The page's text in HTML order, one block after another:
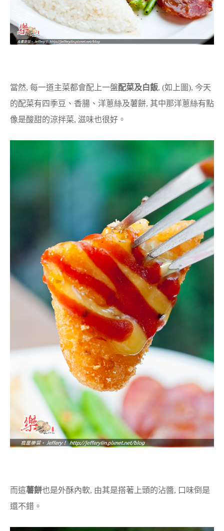
當然, 每一道主菜都會配上一盤配菜及白飯, (如上圖), 今天
的配菜有四季豆、香腸、洋蔥絲及薯餅, 其中那洋蔥絲有點
像是酸甜的涼拌菜, 滋味也很好。
而這薯餅也是外酥內軟, 由其是搭著上頭的沾醬, 口味倒是
還不錯。